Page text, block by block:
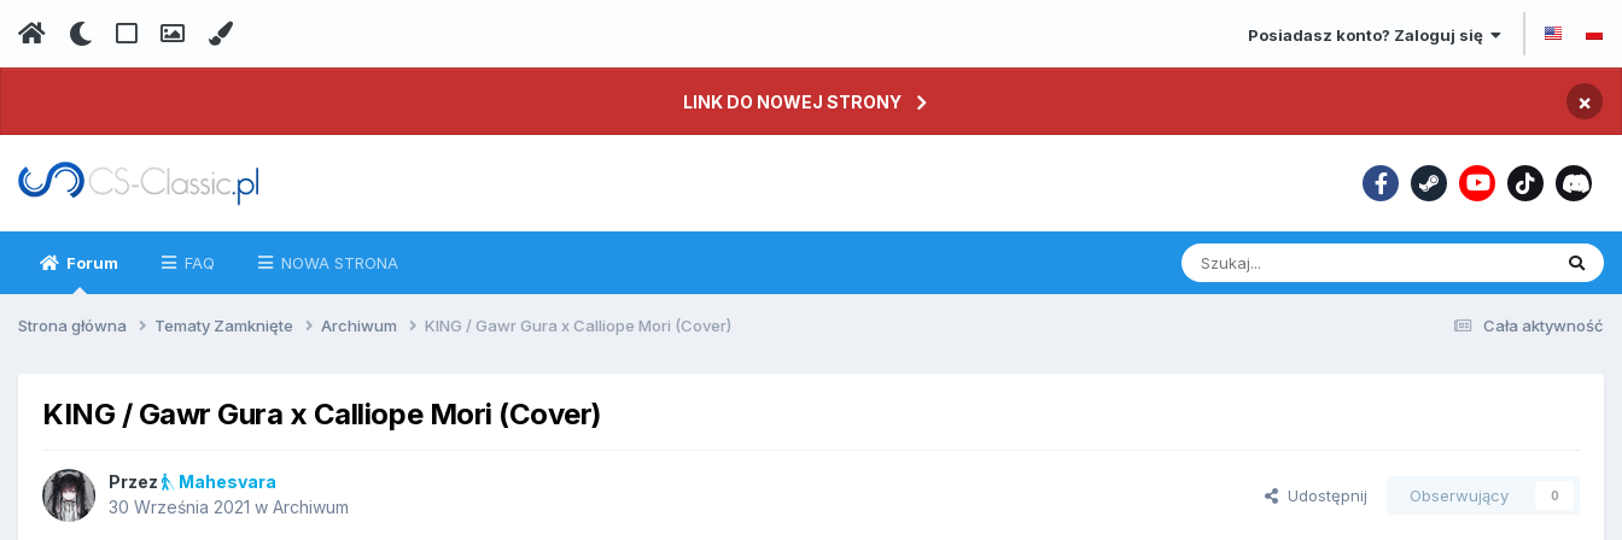
Posiadasz konto? Zaloguj się
LINK DO NOWEJ STRONY ×
Forum FAQ NOWA STRONA
Cała aktywność
Strona główna Tematy Zamknięte Archiwum KING / Gawr Gura x Calliope Mori (Cover)
KING / Gawr Gura x Calliope Mori (Cover)
Przez
Mahesvara
30 Września 2021 w Archiwum
Udostępnij Obserwujący 0